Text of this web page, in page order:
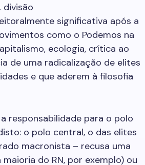
divisão
significativa após a
como o Podemos na
ecologia, crítica ao
de uma radicalização de elites
e que aderem à filosofia
responsabilidade para o polo
o polo central, o das elites
macronista – recusa uma
do RN, por exemplo) ou